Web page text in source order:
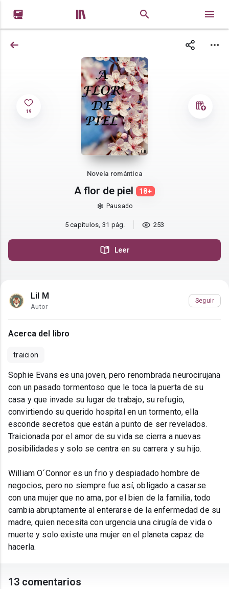
 
19
Novela romántica
A flor de piel 18+
Pausado
5 capítulos, 31 pág. 253
Leer
Lil M
Autor
Seguir
Acerca del libro
traicion
Sophie Evans es una joven, pero renombrada neurocirujana
con un pasado tormentoso que le toca la puerta de su
casa y que invade su lugar de trabajo, su refugio,
convirtiendo su querido hospital en un tormento, ella
esconde secretos que están a punto de ser revelados.
Traicionada por el amor de su vida se cierra a nuevas
posibilidades y solo se centra en su carrera y su hijo.
William O´Connor es un frio y despiadado hombre de
negocios, pero no siempre fue así, obligado a casarse
con una mujer que no ama, por el bien de la familia, todo
cambia abruptamente al enterarse de la enfermedad de su
madre, quien necesita con urgencia una cirugía de vida o
muerte y solo existe una mujer en el planeta capaz de
hacerla.
13 comentarios